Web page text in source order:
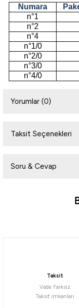
Numara
n°1
n°2
n°4
n°1/0
n°2/0
n°3/0
n°4/0
Yorumlar (0)
Taksit Seçenekleri
Soru & Cevap
Ürün
Taksit
Vade Farksız
Taksit imkanları